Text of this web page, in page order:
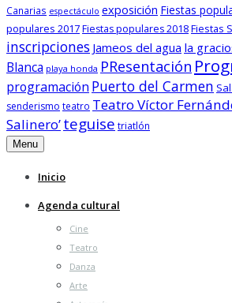
Canarias espectáculo exposición Fiestas
populares 2017Fiestas populares 2018Fiestas
inscripciones Jameos del agua la
Blanca playa honda PResentación
programación Puerto del Carmen
senderismo teatro Teatro Víctor
Salinero’teguise triatlón
Menu
Inicio
Agenda cultural
Cine
Teatro
Danza
Arte